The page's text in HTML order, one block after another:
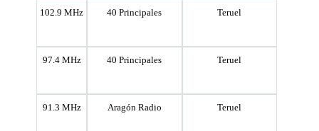
102.9 MHz 40 Principales Teruel
97.4 MHz 40 Principales Teruel
91.3 MHz Aragón Radio Teruel